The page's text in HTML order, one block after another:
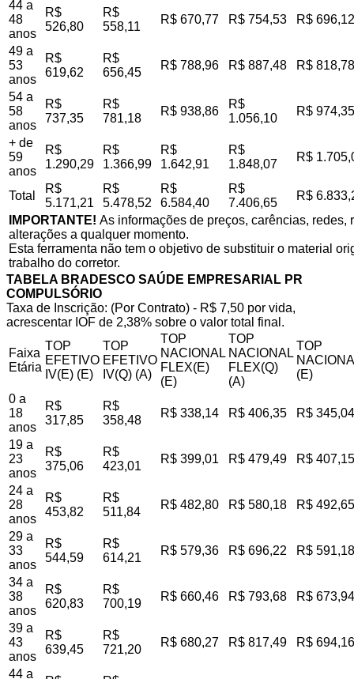
44 a
48
anos
R$
526,80
R$
558,11
R$ 670,77 R$ 754,53 R$ 696,12
49 a
53
anos
R$
619,62
R$
656,45
R$ 788,96 R$ 887,48 R$ 818,78
54 a
58
anos
R$
737,35
R$
781,18
R$ 938,86
R$
1.056,10
R$ 974,35
+ de
59
anos
R$
1.290,29
R$
1.366,99
R$
1.642,91
R$
1.848,07
R$
Total
R$
5.171,21
R$
5.478,52
R$
6.584,40
R$
7.406,65
R$
IMPORTANTE! As informações de preços, carências,
alterações a qualquer momento.
Esta ferramenta não tem o objetivo de substituir o material
trabalho do corretor.
TABELA BRADESCO SAÚDE EMPRESARIAL PR
COMPULSÓRIO
Taxa de Inscrição: (Por Contrato) - R$ 7,50 por vida,
acrescentar IOF de 2,38% sobre o valor total final.
Faixa
Etária
TOP
EFETIVO
IV(E) (E)
TOP
EFETIVO
IV(Q) (A)
TOP
NACIONAL
FLEX(E)
(E)
TOP
NACIONAL
FLEX(Q)
(A)
TOP
(E)
0 a
18
anos
R$
317,85
R$
358,48
R$ 338,14 R$ 406,35 R$ 345,04
19 a
23
anos
R$
375,06
R$
423,01
R$ 399,01 R$ 479,49 R$ 407,15
24 a
28
anos
R$
453,82
R$
511,84
R$ 482,80 R$ 580,18 R$ 492,65
29 a
33
anos
R$
544,59
R$
614,21
R$ 579,36 R$ 696,22 R$ 591,18
34 a
38
anos
R$
620,83
R$
700,19
R$ 660,46 R$ 793,68 R$ 673,94
39 a
43
anos
R$
639,45
R$
721,20
R$ 680,27 R$ 817,49 R$ 694,16
44 a